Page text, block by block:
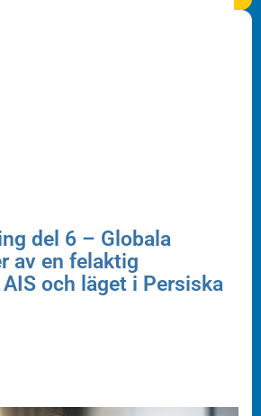
del 6 – Globala
av en felaktig
och läget i Persiska